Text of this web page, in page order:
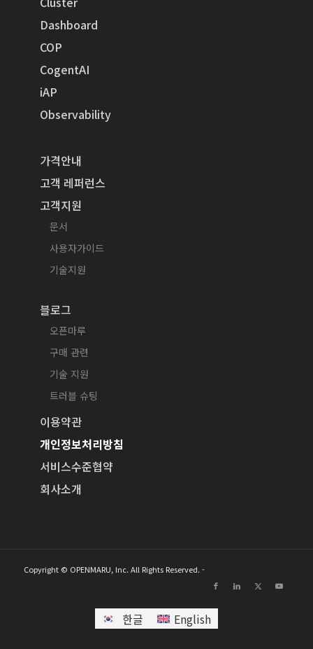
Dashboard
COP
CogentAI
iAP
Observability
가격안내
고객 레퍼런스
고객지원
문서
사용자가이드
기술지원
블로그
오픈마루
구매 관련
기술 지원
트러블 슈팅
이용약관
개인정보처리방침
서비스수준협약
회사소개
Copyright © OPENMARU, Inc. All Rights Reserved. -
한글 English